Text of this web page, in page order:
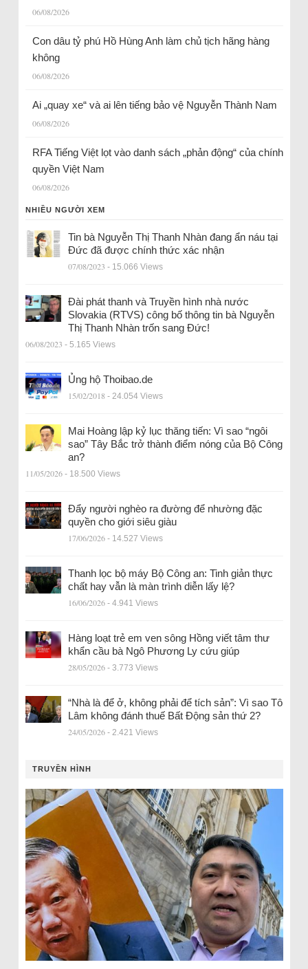
06/08/2026
Con dâu tỷ phú Hồ Hùng Anh làm chủ tịch hãng hàng
không
06/08/2026
Ai „quay xe“ và ai lên tiếng bảo vệ Nguyễn Thành Nam
06/08/2026
RFA Tiếng Việt lọt vào danh sách „phản động“ của chính
quyền Việt Nam
06/08/2026
NHIỀU NGƯỜI XEM
Tin bà Nguyễn Thị Thanh Nhàn đang ẩn náu tại
Đức đã được chính thức xác nhận
07/08/2023 - 15.066 Views
Đài phát thanh và Truyền hình nhà nước
Slovakia (RTVS) công bố thông tin bà Nguyễn
Thị Thanh Nhàn trốn sang Đức!
06/08/2023 - 5.165 Views
Ủng hộ Thoibao.de
15/02/2018 - 24.054 Views
Mai Hoàng lập kỷ lục thăng tiến: Vì sao “ngôi
sao” Tây Bắc trở thành điểm nóng của Bộ Công
an?
11/05/2026 - 18.500 Views
Đẩy người nghèo ra đường để nhường đặc
quyền cho giới siêu giàu
17/06/2026 - 14.527 Views
Thanh lọc bộ máy Bộ Công an: Tinh giản thực
chất hay vẫn là màn trình diễn lấy lệ?
16/06/2026 - 4.941 Views
Hàng loạt trẻ em ven sông Hồng viết tâm thư
khẩn cầu bà Ngô Phương Ly cứu giúp
28/05/2026 - 3.773 Views
“Nhà là để ở, không phải để tích sản”: Vì sao Tô
Lâm không đánh thuế Bất Động sản thứ 2?
24/05/2026 - 2.421 Views
TRUYỀN HÌNH